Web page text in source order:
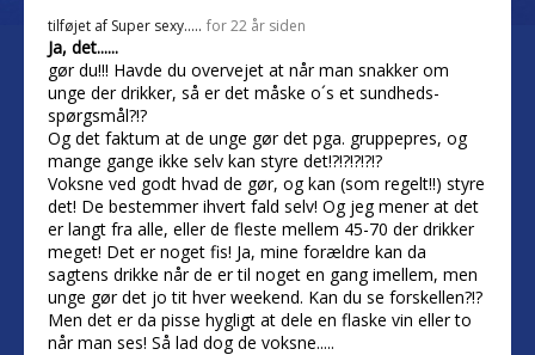
tilføjet af Super sexy..... for 22 år siden
Ja, det......
gør du!!! Havde du overvejet at når man snakker om
unge der drikker, så er det måske o´s et sundheds-
spørgsmål?!?
Og det faktum at de unge gør det pga. gruppepres, og
mange gange ikke selv kan styre det!?!?!?!?!?
Voksne ved godt hvad de gør, og kan (som regelt!!) styre
det! De bestemmer ihvert fald selv! Og jeg mener at det
er langt fra alle, eller de fleste mellem 45-70 der drikker
meget! Det er noget fis! Ja, mine forældre kan da
sagtens drikke når de er til noget en gang imellem, men
unge gør det jo tit hver weekend. Kan du se forskellen?!?
Men det er da pisse hygligt at dele en flaske vin eller to
når man ses! Så lad dog de voksne.....